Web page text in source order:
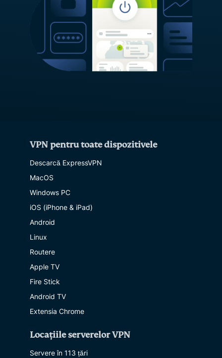
VPN pentru toate dispozitivele
Descarcă ExpressVPN
MacOS
Windows PC
iOS (iPhone & iPad)
Android
Linux
Routere
Apple TV
Fire Stick
Android TV
Extensia Chrome
Locațiile serverelor VPN
Servere în 113 țări